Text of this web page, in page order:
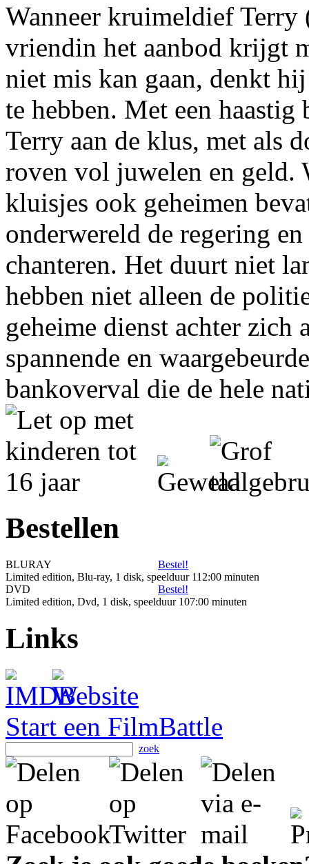
Wanneer kruimeldief Terry
vriendin het aanbod krijgt
niet mis kan gaan, denkt
te hebben. Met een
Terry aan de klus, met als
roven vol juwelen en geld.
kluisjes ook geheimen
onderwereld de regering
chanteren. Het duurt niet
hebben niet alleen de
geheime dienst achter
spannende en
bankoverval die de hele
Bestellen
BLURAY
Bestel!
Limited edition, Blu-ray, 1 disk, speelduur 112:00 minuten
DVD
Bestel!
Limited edition, Dvd, 1 disk, speelduur 107:00 minuten
Links
Start een FilmBattle
zoek